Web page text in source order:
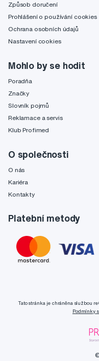
Způsob doručení
Prohlášení o používání cookies
Ochrana osobních údajů
Nastavení cookies
Mohlo by se hodit
Poradňa
Značky
Slovník pojmů
Reklamace a servis
Klub Profimed
O společnosti
O nás
Kariéra
Kontakty
Platební metody
Tato stránka je chráněna službou
Podmínky